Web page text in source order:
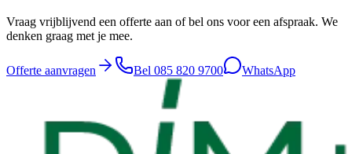
Vraag vrijblijvend een offerte aan of bel ons voor een afspraak. We
denken graag met je mee.
Offerte aanvragen Bel 085 820 9700 WhatsApp